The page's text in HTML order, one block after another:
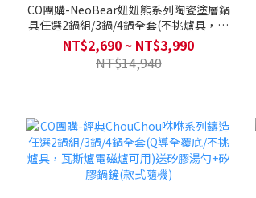
CO團購-NeoBear妞妞熊系列陶瓷塗層鍋
具任選2鍋組/3鍋/4鍋全套(不挑爐具，瓦
斯爐電磁爐可用)送矽銀鍋鏟+湯勺
NT$2,690 ~ NT$3,990
NT$14,940